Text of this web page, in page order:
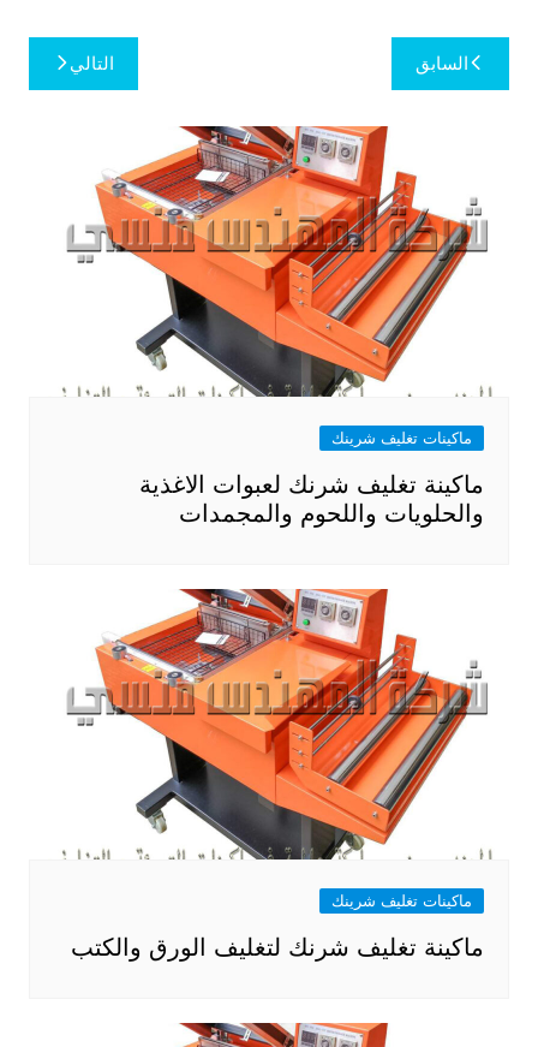
تصفّح
المقالات
السابق التالي
ماكينات تغليف شرينك
ماكينة تغليف شرنك لعبوات الاغذية
والحلويات واللحوم والمجمدات
ماكينات تغليف شرينك
ماكينة تغليف شرنك لتغليف الورق والكتب